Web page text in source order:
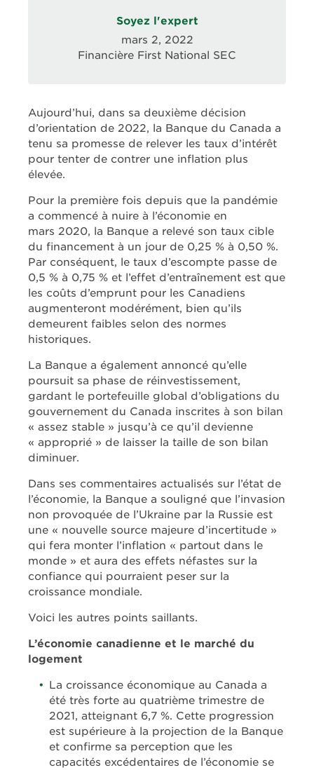
Soyez l'expert
mars 2, 2022
Financière First National SEC
Aujourd’hui, dans sa deuxième décision
d’orientation de 2022, la Banque du Canada a
tenu sa promesse de relever les taux d’intérêt
pour tenter de contrer une inflation plus
élevée.
Pour la première fois depuis que la pandémie
a commencé à nuire à l’économie en
mars 2020, la Banque a relevé son taux cible
du financement à un jour de 0,25 % à 0,50 %.
Par conséquent, le taux d’escompte passe de
0,5 % à 0,75 % et l’effet d’entraînement est que
les coûts d’emprunt pour les Canadiens
augmenteront modérément, bien qu’ils
demeurent faibles selon des normes
historiques.
La Banque a également annoncé qu’elle
poursuit sa phase de réinvestissement,
gardant le portefeuille global d’obligations du
gouvernement du Canada inscrites à son bilan
« assez stable » jusqu’à ce qu’il devienne
« approprié » de laisser la taille de son bilan
diminuer.
Dans ses commentaires actualisés sur l’état de
l’économie, la Banque a souligné que l’invasion
non provoquée de l’Ukraine par la Russie est
une « nouvelle source majeure d’incertitude »
qui fera monter l’inflation « partout dans le
monde » et aura des effets néfastes sur la
confiance qui pourraient peser sur la
croissance mondiale.
Voici les autres points saillants.
L’économie canadienne et le marché du
logement
La croissance économique au Canada a
été très forte au quatrième trimestre de
2021, atteignant 6,7 %. Cette progression
est supérieure à la projection de la Banque
et confirme sa perception que les
capacités excédentaires de l’économie se